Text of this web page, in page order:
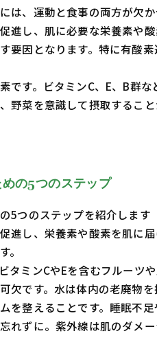
は、運動と食事の両方が欠
進し、肌に必要な栄養素や
要因となります。特に有酸
です。ビタミンC、E、B群
野菜を意識して摂取すること
の5つのステップ
5つのステップを紹介します
促進し、栄養素や酸素を肌
。
タミンCやEを含むフルーツ
欠です。水は体内の老廃物
を整えることです。睡眠不
れずに。紫外線は肌のダメ